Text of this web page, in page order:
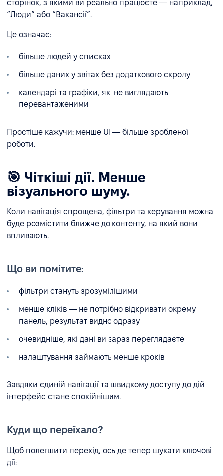
сторінок, з якими ви реально працюєте — наприклад,
“Люди” або “Вакансії”.
Це означає:
більше людей у списках
більше даних у звітах без додаткового скролу
календарі та графіки, які не виглядають
перевантаженими
Простіше кажучи: менше UI — більше зробленої
роботи.
🎯 Чіткіші дії. Менше
візуального шуму.
Коли навігація спрощена, фільтри та керування можна
буде розмістити ближче до контенту, на який вони
впливають.
Що ви помітите:
фільтри стануть зрозумілішими
менше кліків — не потрібно відкривати окрему
панель, результат видно одразу
очевидніше, які дані ви зараз переглядаєте
налаштування займають менше кроків
Завдяки єдиній навігації та швидкому доступу до дій
інтерфейс стане спокійнішим.
Куди що переїхало?
Щоб полегшити перехід, ось де тепер шукати ключові
дії: